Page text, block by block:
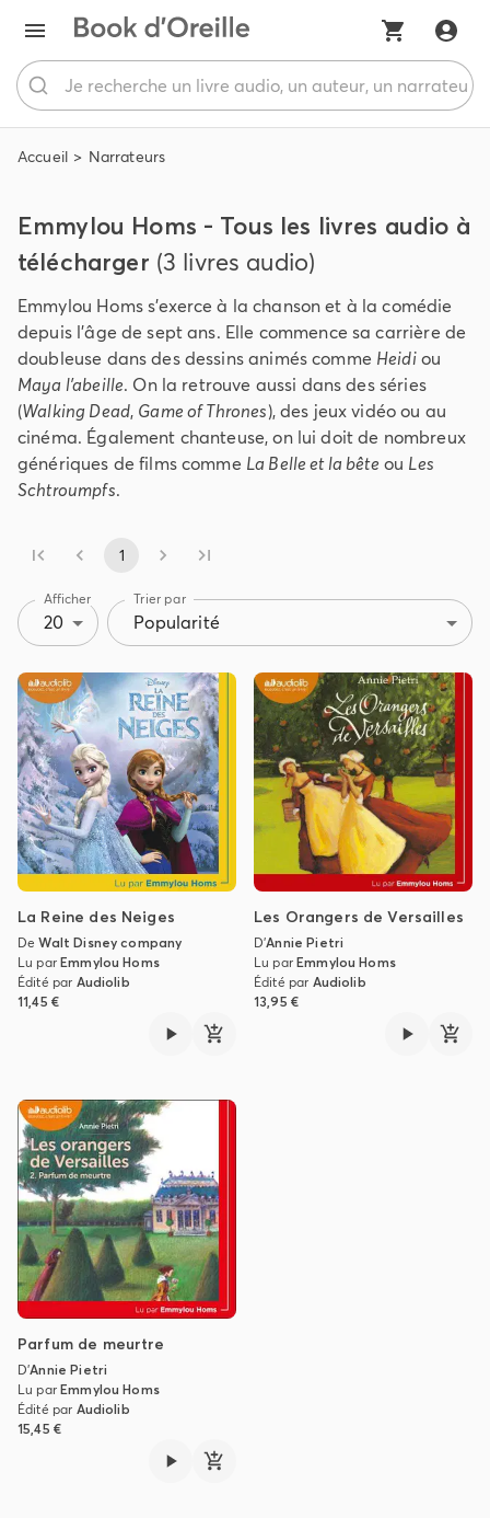
Accueil Narrateurs
Emmylou Homs - Tous les livres audio à
télécharger (3 livres audio)
Emmylou Homs s’exerce à la chanson et à la comédie
depuis l’âge de sept ans. Elle commence sa carrière de
doubleuse dans des dessins animés comme Heidiou
Maya l’abeille. On la retrouve aussi dans des séries
(Walking Dead, Game of Thrones), des jeux vidéo ou au
cinéma. Également chanteuse, on lui doit de nombreux
génériques de films comme La Belle et la bête ou Les
Schtroumpfs.
1
Afficher
20
Trier par
Popularité
La Reine des Neiges
DeWalt Disney company
Lu parEmmylou Homs
Édité par Audiolib
11,45 €
Les Orangers de Versailles
D'Annie Pietri
Lu parEmmylou Homs
Édité par Audiolib
13,95 €
Parfum de meurtre
D'Annie Pietri
Lu parEmmylou Homs
Édité par Audiolib
15,45 €